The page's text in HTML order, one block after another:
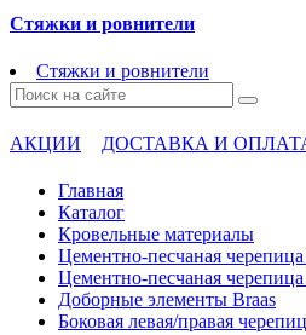
Стяжки и ровнители
Стяжки и ровнители
АКЦИИ ДОСТАВКА И
Главная
Каталог
Кровельные материалы
Цементно-песчаная
Цементно-песчаная
Доборные элементы Braas
Боковая левая/правая